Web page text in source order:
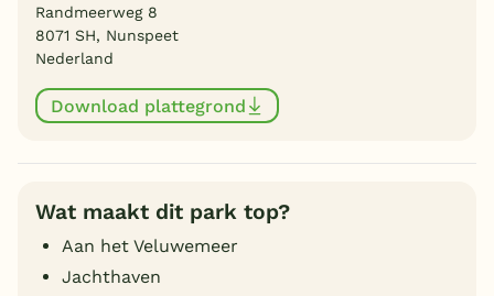
Randmeerweg 8
8071 SH, Nunspeet
Nederland
Download plattegrond
Wat maakt dit park top?
Aan het Veluwemeer
Jachthaven